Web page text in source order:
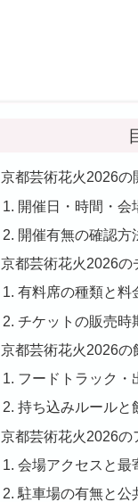
京都芸術花火2026の
開催日・時間・会
開催有無の確認方
京都芸術花火2026
有料席の種類と料
チケットの販売時
京都芸術花火2026の
フードトラック・
持ち込みルールと
京都芸術花火2026
会場アクセスと最
駐車場の有無と公